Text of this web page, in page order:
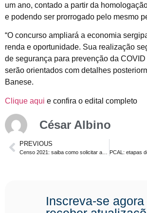
um ano, contado a partir da
e podendo ser prorrogado pelo mesmo
“O concurso ampliará a economia
renda e oportunidade. Sua realização
de segurança para prevenção da
serão orientados com detalhes
Banese.
Clique aqui e confira o edital completo
César Albino
PREVIOUS
Inscreva-se